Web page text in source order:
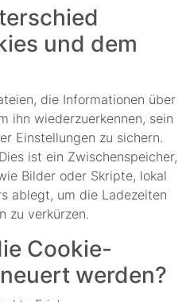
und dem
die Informationen über
ihn wiederzuerkennen, sein
Einstellungen zu sichern.
ist ein Zwischenspeicher,
Bilder oder Skripte, lokal
ablegt, um die Ladezeiten
zu verkürzen.
Cookie-
werden?